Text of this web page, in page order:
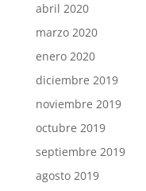
abril 2020
marzo 2020
enero 2020
diciembre 2019
noviembre 2019
octubre 2019
septiembre 2019
agosto 2019